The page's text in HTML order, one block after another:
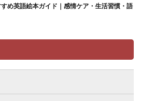
め英語絵本ガイド｜感情ケア・生活習慣・語